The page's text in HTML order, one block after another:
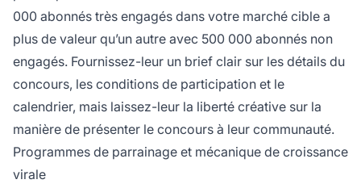
000 abonnés très engagés dans votre marché cible a
plus de valeur qu’un autre avec 500 000 abonnés non
engagés. Fournissez-leur un brief clair sur les détails du
concours, les conditions de participation et le
calendrier, mais laissez-leur la liberté créative sur la
manière de présenter le concours à leur communauté.
Programmes de parrainage et mécanique de croissance
virale